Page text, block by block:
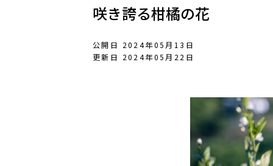
咲き誇る柑橘の花
公開日 2024年05月13日
更新日 2024年05月22日